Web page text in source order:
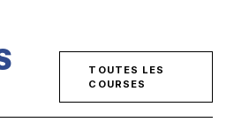
TOUTES LES
COURSES